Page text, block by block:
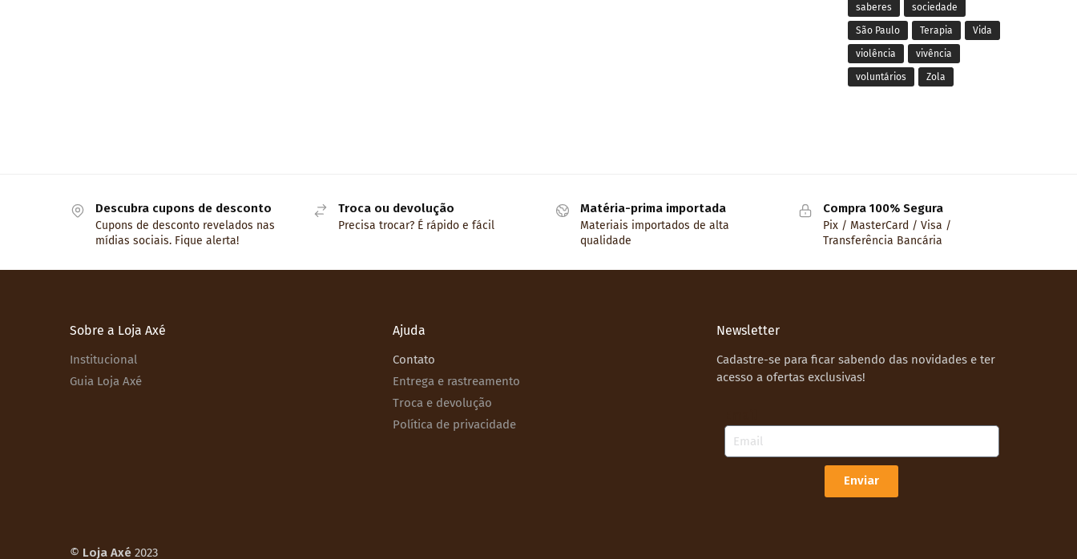
saberes sociedade
São Paulo Terapia Vida
violência vivência
voluntários Zola
Descubra cupons de desconto
Cupons de desconto revelados nas
mídias sociais. Fique alerta!
Troca ou devolução
Precisa trocar? É rápido e fácil
Matéria-prima importada
Materiais importados de alta
qualidade
Compra 100% Segura
Pix / MasterCard / Visa /
Transferência Bancária
Sobre a Loja Axé
Institucional
Guia Loja Axé
Ajuda
Contato
Entrega e rastreamento
Troca e devolução
Política de privacidade
Newsletter
Cadastre-se para ficar sabendo das novidades e ter
acesso a ofertas exclusivas!
Enviar
© Loja Axé 2023